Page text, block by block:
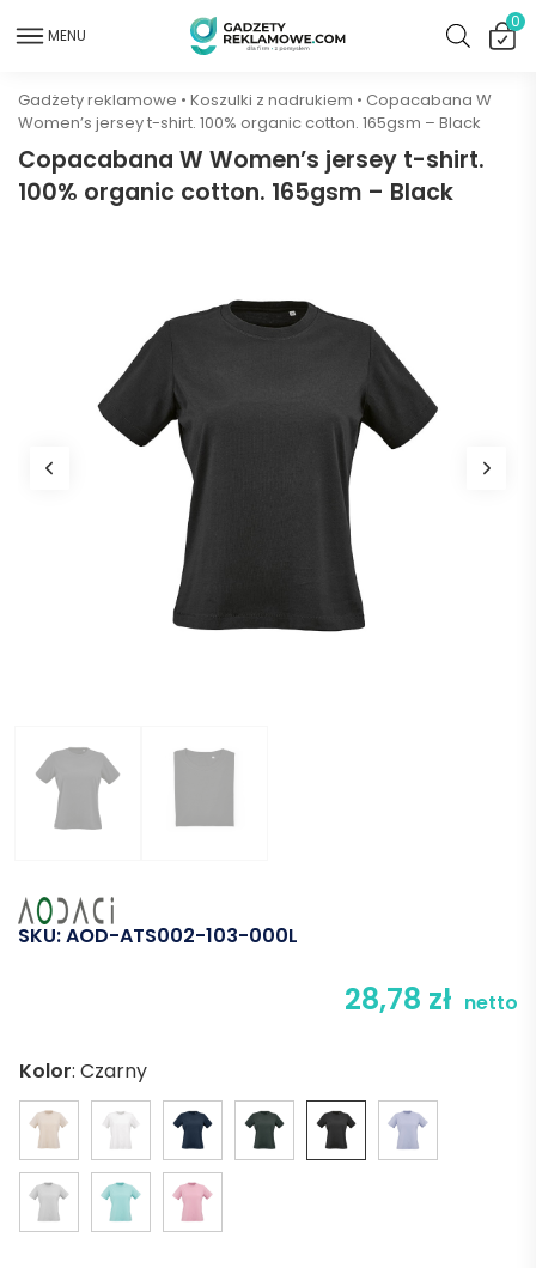
MENU
0
Gadżety reklamowe • Koszulki z nadrukiem • Copacabana W
Women’s jersey t-shirt. 100% organic cotton. 165gsm – Black
Copacabana W Women’s jersey t-shirt.
100% organic cotton. 165gsm – Black
SKU:AOD-ATS002-103-000L
28,78 zł netto
Kolor: Czarny